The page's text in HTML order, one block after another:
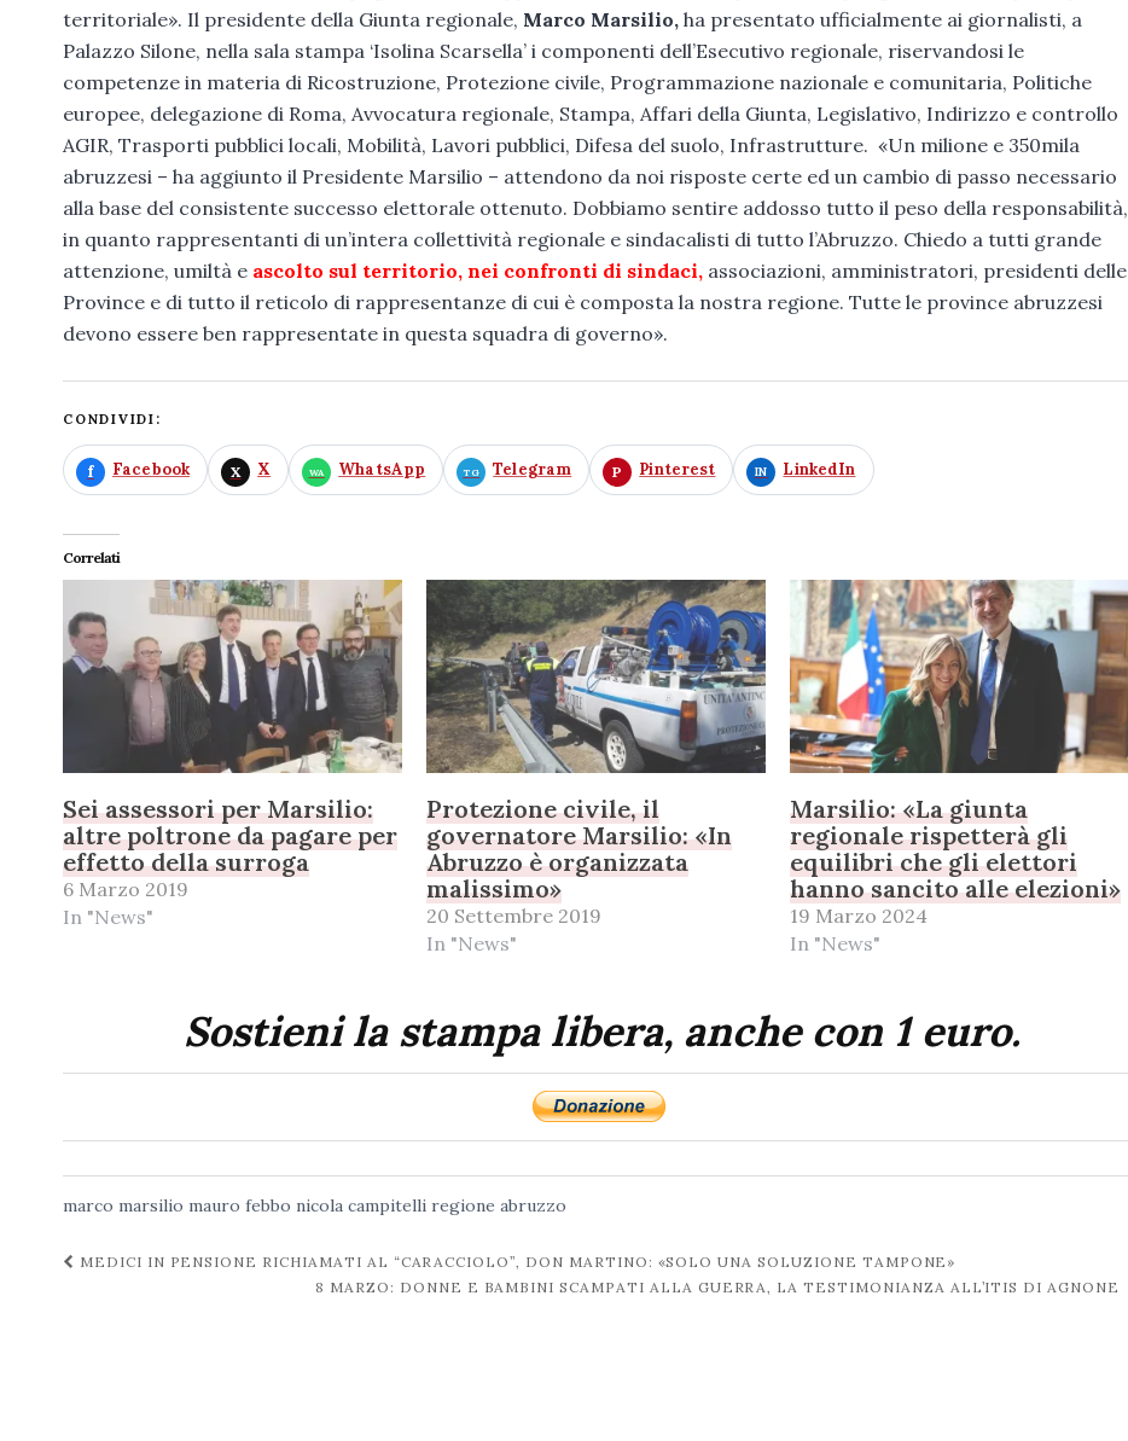
territoriale». Il presidente della Giunta regionale, Marco Marsilio, ha presentato ufficialmente ai giornalisti, a
Palazzo Silone, nella sala stampa ‘Isolina Scarsella’ i componenti dell’Esecutivo regionale, riservandosi le
competenze in materia di Ricostruzione, Protezione civile, Programmazione nazionale e comunitaria, Politiche
europee, delegazione di Roma, Avvocatura regionale, Stampa, Affari della Giunta, Legislativo, Indirizzo e controllo
AGIR, Trasporti pubblici locali, Mobilità, Lavori pubblici, Difesa del suolo, Infrastrutture. «Un milione e 350mila
abruzzesi – ha aggiunto il Presidente Marsilio – attendono da noi risposte certe ed un cambio di passo necessario
alla base del consistente successo elettorale ottenuto. Dobbiamo sentire addosso tutto il peso della responsabilità,
in quanto rappresentanti di un’intera collettività regionale e sindacalisti di tutto l’Abruzzo. Chiedo a tutti grande
attenzione, umiltà e ascolto sul territorio, nei confronti di sindaci, associazioni, amministratori, presidenti delle
Province e di tutto il reticolo di rappresentanze di cui è composta la nostra regione. Tutte le province abruzzesi
devono essere ben rappresentate in questa squadra di governo».
CONDIVIDI:
Facebook X WhatsApp Telegram Pinterest LinkedIn
Correlati
Sei assessori per Marsilio:
altre poltrone da pagare per
effetto della surroga
6 Marzo 2019
In "News"
Protezione civile, il
governatore Marsilio: «In
Abruzzo è organizzata
malissimo»
20 Settembre 2019
In "News"
Marsilio: «La giunta
regionale rispetterà gli
equilibri che gli elettori
hanno sancito alle elezioni»
19 Marzo 2024
In "News"
Sostieni la stampa libera, anche con 1 euro.
marco marsilio mauro febbo nicola campitelli regione abruzzo
Navigazione
MEDICI IN PENSIONE RICHIAMATI AL “CARACCIOLO”, DON MARTINO: «SOLO UNA SOLUZIONE TAMPONE»
8 MARZO: DONNE E BAMBINI SCAMPATI ALLA GUERRA, LA TESTIMONIANZA ALL’ITIS DI AGNONE